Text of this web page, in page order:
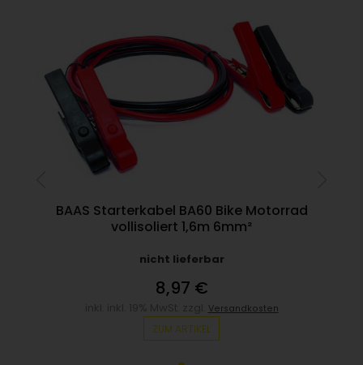
BAAS Starterkabel BA60 Bike Motorrad
vollisoliert 1,6m 6mm²
nicht lieferbar
8,97 €
Versandkosten
ZUM ARTIKEL